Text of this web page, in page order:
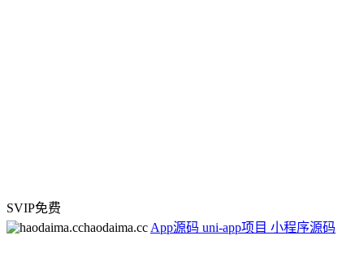
SVIP免费
haodaima.cc App源码 uni-app项目 小程序源码